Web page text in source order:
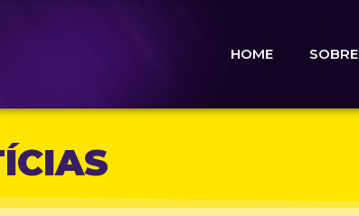
HOME SOBRE